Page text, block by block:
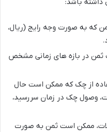
داشته باشد:
که به صورت وجه رایج (ریال،
ثمن در بازه های زمانی مشخص
از چک که ممکن است حال
وصول چک در زمان سررسید،
ممکن است ثمن به صورت